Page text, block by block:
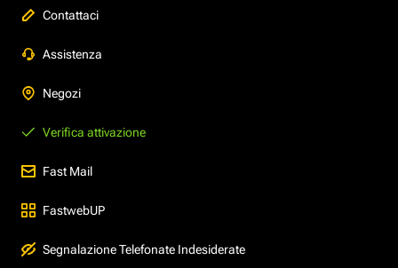
Contattaci
Assistenza
Negozi
Verifica attivazione
Fast Mail
FastwebUP
Segnalazione Telefonate Indesiderate